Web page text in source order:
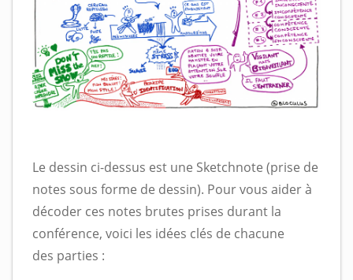
Le dessin ci-dessus est une Sketchnote (prise de
notes sous forme de dessin). Pour vous aider à
décoder ces notes brutes prises durant la
conférence, voici les idées clés de chacune
des parties :